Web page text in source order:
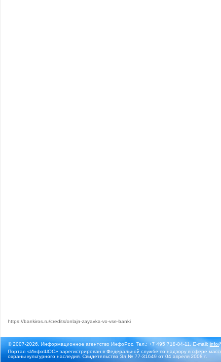
https://bankiros.ru/credits/onlajn-zayavka-vo-vse-banki
© 2007-2026, Информационное агентство ИнфоРос. Тел.: +7 495 718-84-11, E-mail:
Портал «ИнфоШОС» зарегистрирован в Федеральной службе по надзору в сфере
охраны культурного наследия. Свидетельство Эл № 77-31649 от 04 апреля 2008 г.